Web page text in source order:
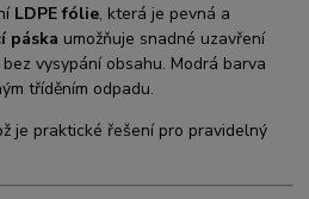
LDPE fólie, která je pevná a
páska umožňuje snadné uzavření
vysypání obsahu. Modrá barva
tříděním odpadu.
je praktické řešení pro pravidelný